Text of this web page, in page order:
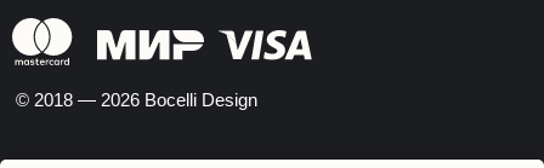
© 2018 — 2026 Bocelli Design